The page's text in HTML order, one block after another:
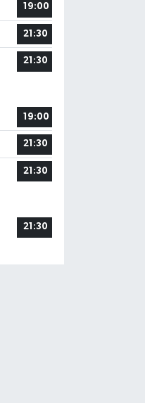
19:00
21:30
21:30
19:00
21:30
21:30
21:30